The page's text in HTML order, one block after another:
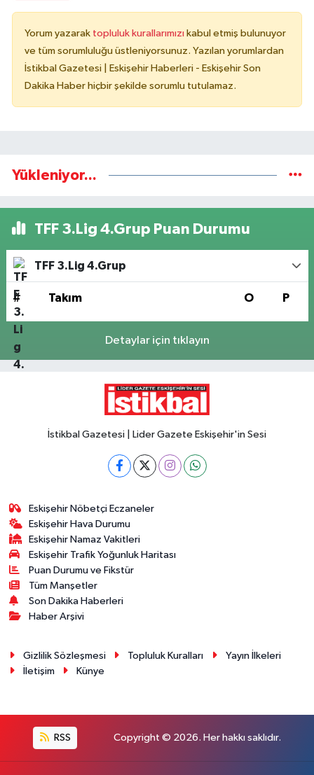
Yorum yazarak topluluk kurallarımızı kabul etmiş bulunuyor
ve tüm sorumluluğu üstleniyorsunuz. Yazılan yorumlardan
İstikbal Gazetesi | Eskişehir Haberleri - Eskişehir Son
Dakika Haber hiçbir şekilde sorumlu tutulamaz.
Yükleniyor...
TFF 3.Lig 4.Grup Puan Durumu
TFF 3.Lig 4.Grup
# Takım O P
Detaylar için tıklayın
İstikbal Gazetesi | Lider Gazete Eskişehir'in Sesi
Eskişehir Nöbetçi Eczaneler
Eskişehir Hava Durumu
Eskişehir Namaz Vakitleri
Eskişehir Trafik Yoğunluk Haritası
Puan Durumu ve Fikstür
Tüm Manşetler
Son Dakika Haberleri
Haber Arşivi
Gizlilik Sözleşmesi Topluluk Kuralları
Yayın İlkeleri
İletişim
Künye
RSS Copyright © 2026. Her hakkı saklıdır.